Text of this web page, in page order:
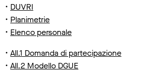
• DUVRI
• Planimetrie
• Elenco personale
• All.1 Domanda di partecipazione
• All.2 Modello DGUE